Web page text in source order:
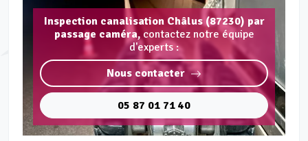
Inspection canalisation Châlus (87230) par
passage caméra, contactez notre équipe
d'experts :
Nous contacter
05 87 01 71 40